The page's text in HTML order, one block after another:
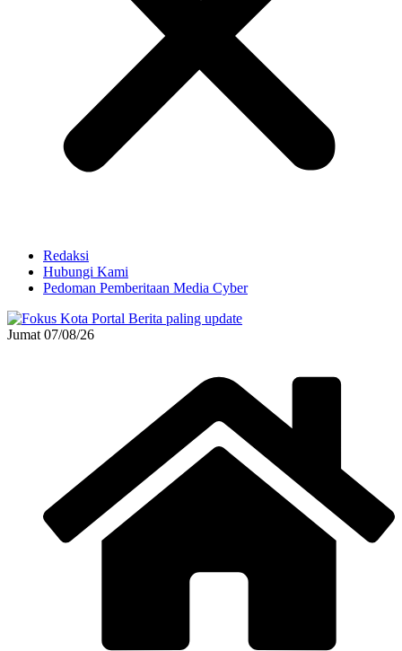
Redaksi
Hubungi Kami
Pedoman Pemberitaan Media Cyber
Jumat 07/08/26